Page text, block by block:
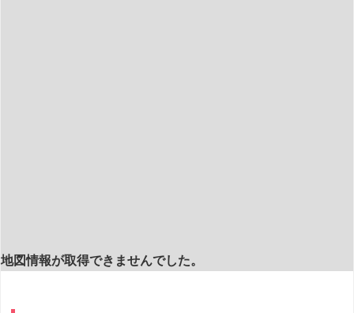
地図情報が取得できませんでした。